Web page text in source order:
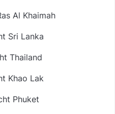
Al Khaimah
Sri Lanka
Thailand
Khao Lak
Phuket